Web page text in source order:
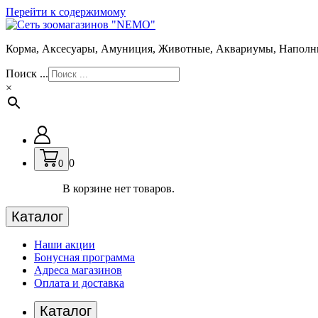
Перейти к содержимому
Корма, Аксесуары, Амуниция, Животные, Аквариумы,
Поиск ...
×
0 0
В корзине нет товаров.
Каталог
Наши акции
Бонусная программа
Адреса магазинов
Оплата и доставка
Каталог